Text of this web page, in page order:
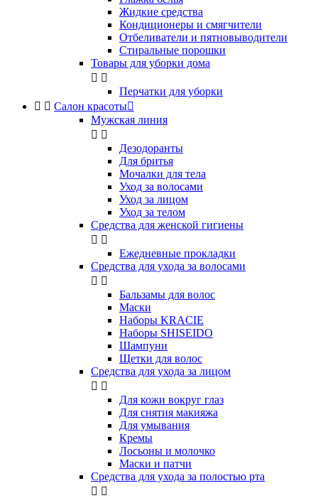
Жидкие средства
Кондиционеры и смягчители
Отбеливатели и пятновыводители
Стиральные порошки
Товары для уборки дома
 
Перчатки для уборки
  Салон красоты
Мужская линия
 
Дезодоранты
Для бритья
Мочалки для тела
Уход за волосами
Уход за лицом
Уход за телом
Средства для женской гигиены
 
Ежедневные прокладки
Средства для ухода за волосами
 
Бальзамы для волос
Маски
Наборы KRACIE
Наборы SHISEIDO
Шампуни
Щетки для волос
Средства для ухода за лицом
 
Для кожи вокруг глаз
Для снятия макияжа
Для умывания
Кремы
Лосьоны и молочко
Маски и патчи
Средства для ухода за полостью рта
 